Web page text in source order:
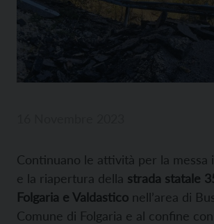
Continuano le attività per la messa
e la riapertura della strada statale
Folgaria e Valdastico nell’area di
Comune di Folgaria e al confine